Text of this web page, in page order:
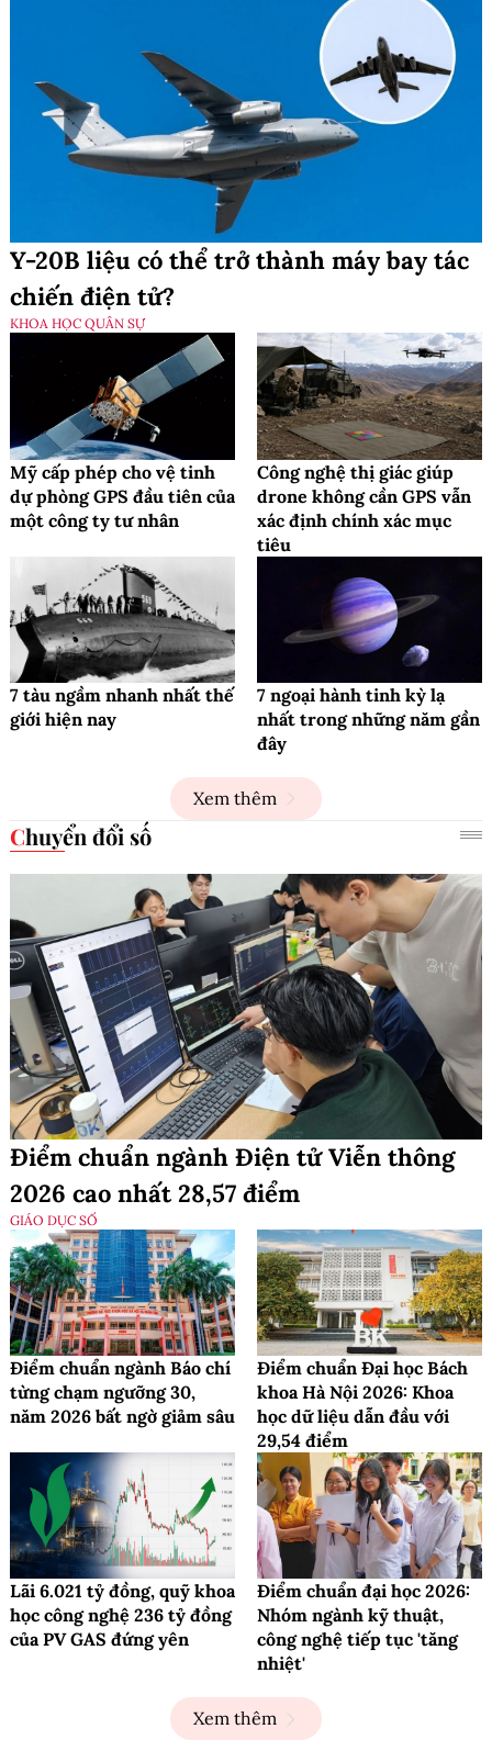
Y-20B liệu có thể trở thành máy bay tác
chiến điện tử?
KHOA HỌC QUÂN SỰ
Mỹ cấp phép cho vệ tinh
dự phòng GPS đầu tiên của
một công ty tư nhân
Công nghệ thị giác giúp
drone không cần GPS vẫn
xác định chính xác mục
tiêu
7 tàu ngầm nhanh nhất thế
giới hiện nay
7 ngoại hành tinh kỳ lạ
nhất trong những năm gần
đây
Xem thêm
Chuyển đổi số
Điểm chuẩn ngành Điện tử Viễn thông
2026 cao nhất 28,57 điểm
GIÁO DỤC SỐ
Điểm chuẩn ngành Báo chí
từng chạm ngưỡng 30,
năm 2026 bất ngờ giảm sâu
Điểm chuẩn Đại học Bách
khoa Hà Nội 2026: Khoa
học dữ liệu dẫn đầu với
29,54 điểm
Lãi 6.021 tỷ đồng, quỹ khoa
học công nghệ 236 tỷ đồng
của PV GAS đứng yên
Điểm chuẩn đại học 2026:
Nhóm ngành kỹ thuật,
công nghệ tiếp tục 'tăng
nhiệt'
Xem thêm